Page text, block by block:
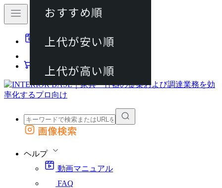
動画マニュアル
カート
外部サイトの商品をカートに追加
画像検索
ヘルプ
動画マニュアル
FAQ
おすすめ順
上代が安い順
上代が高い順